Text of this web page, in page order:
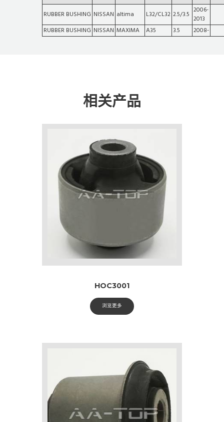
RUBBER BUSHING NISSAN altima L32/CL32 2.5/3.5 2006-
2013
RUBBER BUSHING NISSAN MAXIMA A35 3.5 2008-
相关产品
HOC3001
浏览更多